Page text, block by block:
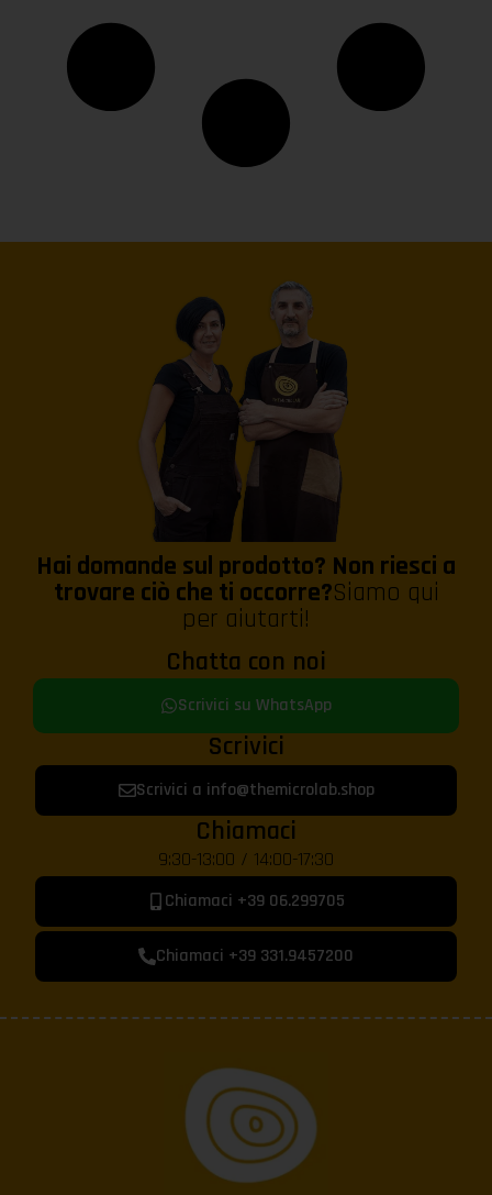
Hai domande sul prodotto? Non riesci a
trovare ciò che ti occorre?Siamo qui
per aiutarti!
Chatta con noi
Scrivici su WhatsApp
Scrivici
Scrivici a info@themicrolab.shop
Chiamaci
9:30-13:00 / 14:00-17:30
Chiamaci +39 06.299705
Chiamaci +39 331.9457200